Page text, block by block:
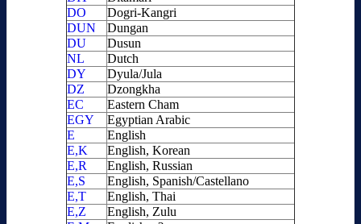
DO
Dogri-Kangri
DUN
Dungan
DU
Dusun
NL
Dutch
DY
Dyula/Jula
DZ
Dzongkha
EC
Eastern Cham
EGY
Egyptian Arabic
E
English
E,K
English, Korean
E,R
English, Russian
E,S
English, Spanish/Castellano
E,T
English, Thai
E,Z
English, Zulu